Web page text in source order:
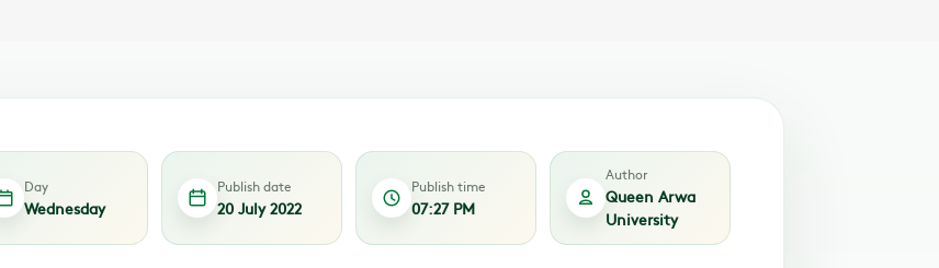
Day
Wednesday
Publish date
20 July 2022
Publish time
07:27 PM
Author
Queen Arwa
University